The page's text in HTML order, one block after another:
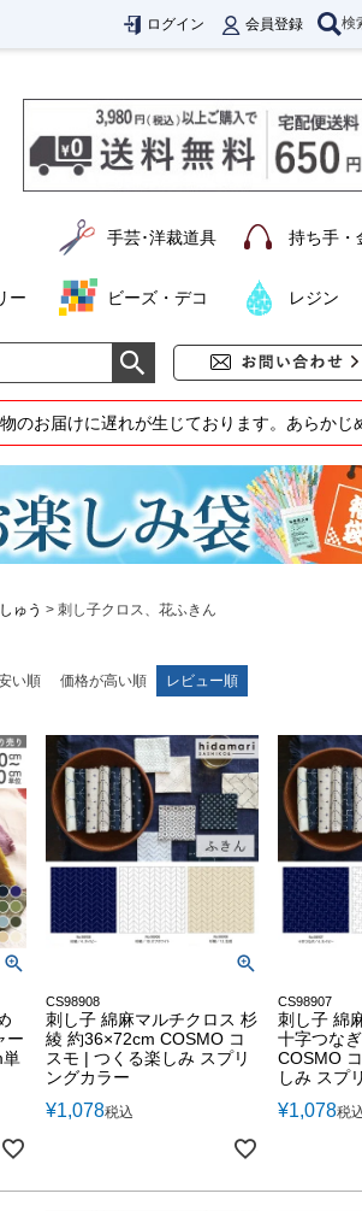
ログイン 会員登録 検
手芸･洋裁道具 持ち手・
ー ビーズ・デコ レジン
のお届けに遅れが生じております。あらか
ゅう 刺し子クロス、花ふきん
い順 価格が高い順 レビュー順
ー
単
CS98908
刺し子 綿麻マルチクロス 杉
綾 約36×72cm COSMO コ
スモ | つくる楽しみ スプリ
ングカラー
¥1,078税込
CS98907
刺し子 綿
十字つな
COSMO
しみ スプ
¥1,078税